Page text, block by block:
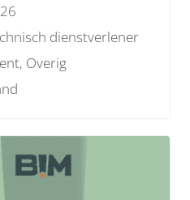
diverse partijen.
dienstverlener
Overig